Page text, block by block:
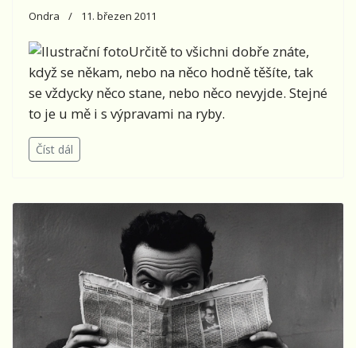
Ondra 11. březen 2011
Určitě to všichni dobře znáte,
když se někam, nebo na něco hodně těšíte, tak
se vždycky něco stane, nebo něco nevyjde. Stejné
to je u mě i s výpravami na ryby.
Číst dál